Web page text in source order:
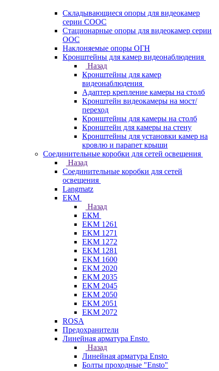
Складывающиеся опоры для видеокамер
серии СООС
Стационарные опоры для видеокамер серии
ООС
Наклоняемые опоры ОГН
Кронштейны для камер видеонаблюдения
Назад
Кронштейны для камер
видеонаблюдения
Адаптер крепление камеры на столб
Кронштейн видеокамеры на мост/
переход
Кронштейны для камеры на столб
Кронштейн для камеры на стену
Кронштейны для установки камер на
кровлю и парапет крыши
Соединительные коробки для сетей освещения
Назад
Соединительные коробки для сетей
освещения
Langmatz
ЕКМ
Назад
ЕКМ
EKM 1261
EKM 1271
EKM 1272
EKM 1281
EKM 1600
EKM 2020
EKM 2035
EKM 2045
EKM 2050
EKM 2051
EKM 2072
ROSA
Предохранители
Линейная арматура Ensto
Назад
Линейная арматура Ensto
Болты проходные "Ensto"